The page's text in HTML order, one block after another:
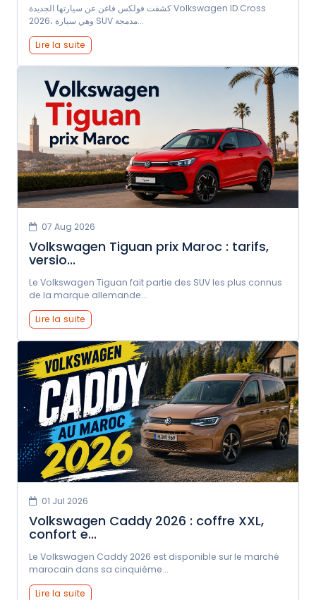
كشفت فولكس فاغن عن سيارتها الجديدة Volkswagen ID.Cross
2026، وهي سيارة SUV مدمجة...
Lire la suite
07 Aug 2026
Volkswagen Tiguan prix Maroc : tarifs,
versio...
Le Volkswagen Tiguan fait partie des SUV les plus connus
de la marque allemande...
Lire la suite
01 Jul 2026
Volkswagen Caddy 2026 : coffre XXL,
confort e...
Le Volkswagen Caddy 2026 est disponible sur le marché
marocain dans sa cinquième...
Lire la suite